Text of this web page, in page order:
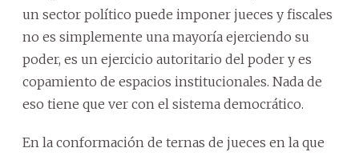
un sector político puede imponer jueces y fiscales
no es simplemente una mayoría ejerciendo su
poder, es un ejercicio autoritario del poder y es
copamiento de espacios institucionales. Nada de
eso tiene que ver con el sistema democrático.
En la conformación de ternas de jueces en la que